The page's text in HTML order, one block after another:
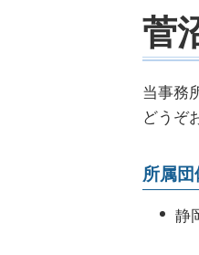
相続
遺言
相続
遺産
家庭
個人
債務
官報
時効
民事
個人
法務
法務
債権
企業
顧問
クレ
企業
労働
菅
当事務
どうぞ
所属団
静